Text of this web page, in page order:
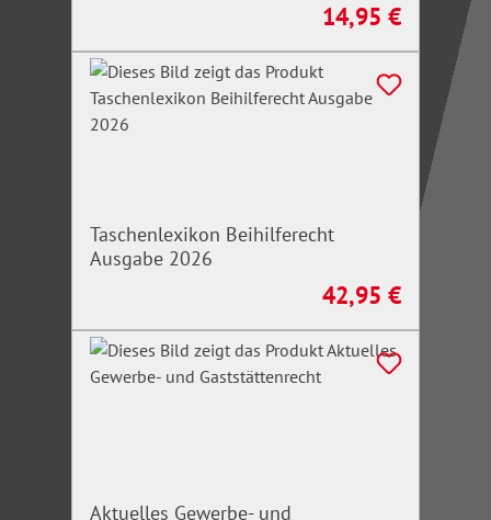
Regulärer Preis:
14,95 €
Taschenlexikon Beihilferecht
Ausgabe 2026
Regulärer Preis:
42,95 €
Aktuelles Gewerbe- und